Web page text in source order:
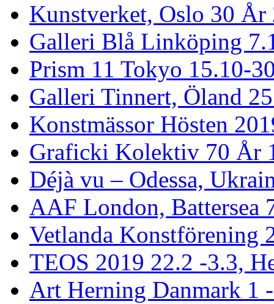
Kunstverket, Oslo 30 År
Galleri Blå Linköping
Prism 11 Tokyo 15.10-
Galleri Tinnert, Öland
Konstmässor Hösten
Graficki Kolektiv 70 År
Déjà vu – Odessa,
AAF London, Battersea
Vetlanda Konstförening
TEOS 2019 22.2 -3.3,
Art Herning Danmark 1